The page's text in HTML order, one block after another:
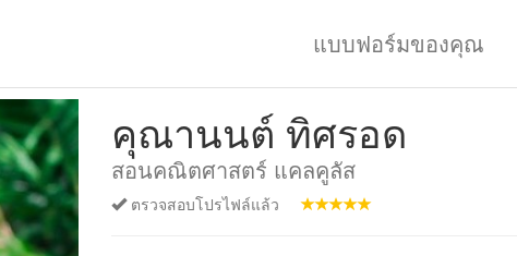
แบบฟอร์มของคุณ
คุณานนต์ ทิศรอด
สอนคณิตศาสตร์ แคลคูลัส
ตรวจสอบโปรไฟล์แล้ว